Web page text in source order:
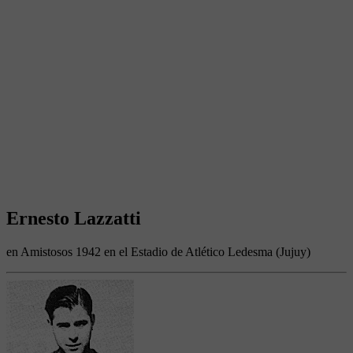
Ernesto Lazzatti
en Amistosos 1942 en el Estadio de Atlético Ledesma (Jujuy)